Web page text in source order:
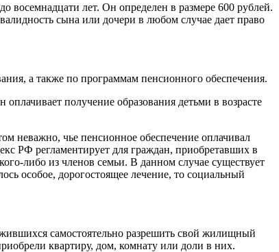
восемнадцати лет. Он определен в размере 600 рублей.
сына или дочери в любом случае дает право
а также по программам пенсионного обеспечения.
получение образования детьми в возрасте
неважно, чье пенсионное обеспечение оплачивал
РФ регламентирует для граждан, приобретавших в
либо из членов семьи. В данном случае существует
особое, дорогостоящее лечение, то социальный
самостоятельно разрешить свой жилищный
квартиру, дом, комнату или доли в них.